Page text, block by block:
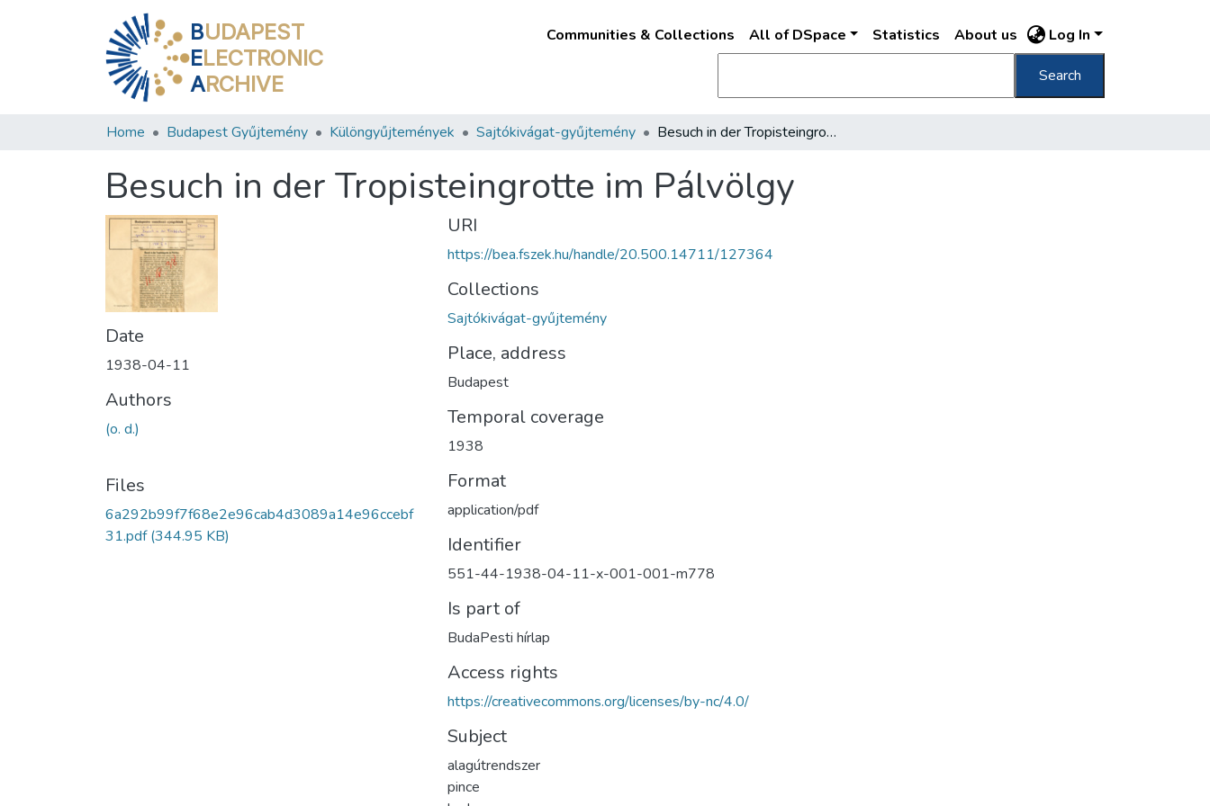
BUDAPEST
ELECTRONIC
ARCHIVE
Communities & Collections All of DSpace Statistics About us Log In
Search
Home Budapest Gyűjtemény Különgyűjtemények Sajtókivágat-gyűjtemény Besuch in der Tropisteingrotte im Pálvölgy
Besuch in der Tropisteingrotte im Pálvölgy
Date
1938-04-11
Authors
(o. d.)
Files
6a292b99f7f68e2e96cab4d3089a14e96ccebf
31.pdf(344.95 KB)
URI
https://bea.fszek.hu/handle/20.500.14711/127364
Collections
Sajtókivágat-gyűjtemény
Place, address
Budapest
Temporal coverage
1938
Format
application/pdf
Identifier
551-44-1938-04-11-x-001-001-m778
Is part of
BudaPesti hírlap
Access rights
https://creativecommons.org/licenses/by-nc/4.0/
Subject
alagútrendszer
pince